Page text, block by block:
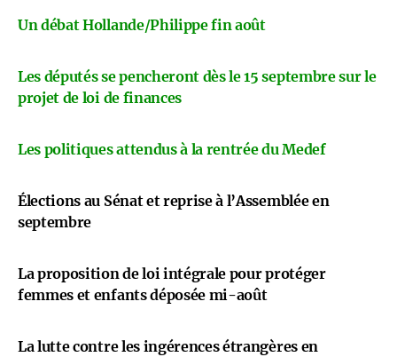
Un débat Hollande/Philippe fin août
Les députés se pencheront dès le 15 septembre sur le
projet de loi de finances
Les politiques attendus à la rentrée du Medef
Élections au Sénat et reprise à l’Assemblée en
septembre
La proposition de loi intégrale pour protéger
femmes et enfants déposée mi-août
La lutte contre les ingérences étrangères en